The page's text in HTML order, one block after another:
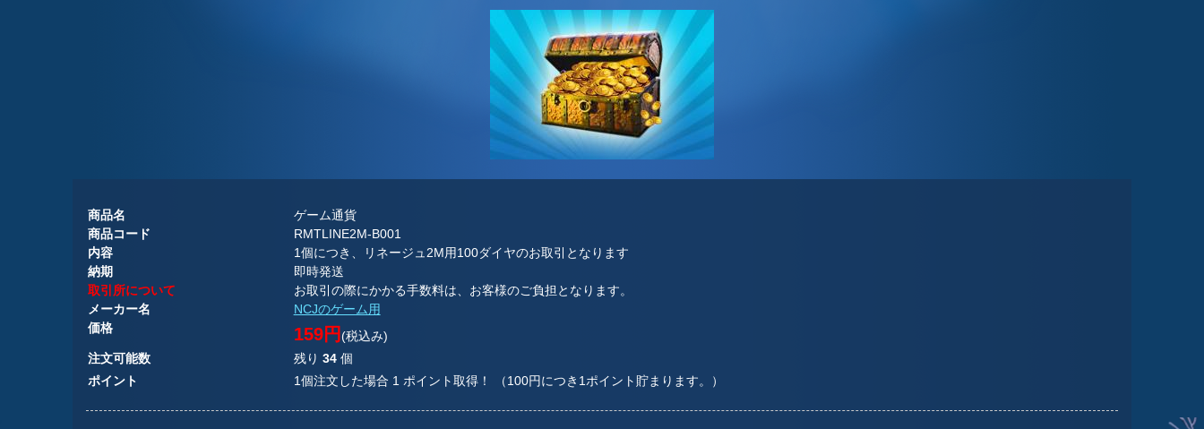
商品名
ゲーム通貨
商品コード
RMTLINE2M-B001
内容
1個につき、リネージュ2M用100ダイヤのお取引となります
納期
即時発送
取引所について
お取引の際にかかる手数料は、お客様のご負担となります。
メーカー名
NCJのゲーム用
価格
159円(税込み)
注文可能数
残り 34個
ポイント
1個注文した場合 1 ポイント取得！ （100円につき1ポイント貯まります。）